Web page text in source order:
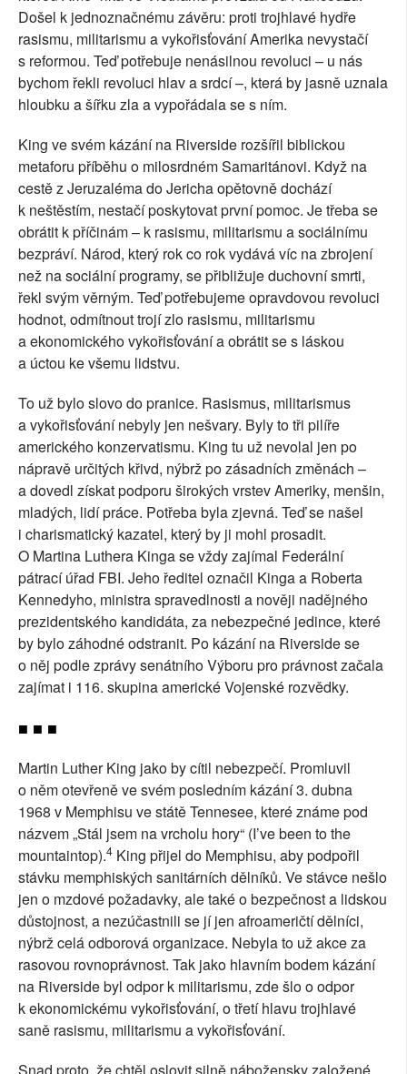
Došel k jednoznačnému závěru: proti trojhlavé hydře
rasismu, militarismu a vykořisťování Amerika nevystačí
s reformou. Teď potřebuje nenásilnou revoluci – u nás
bychom řekli revoluci hlav a srdcí –, která by jasně uznala
hloubku a šířku zla a vypořádala se s ním.
King ve svém kázání na Riverside rozšířil biblickou
metaforu příběhu o milosrdném Samaritánovi. Když na
cestě z Jeruzaléma do Jericha opětovně dochází
k neštěstím, nestačí poskytovat první pomoc. Je třeba se
obrátit k příčinám – k rasismu, militarismu a sociálnímu
bezpráví. Národ, který rok co rok vydává víc na zbrojení
než na sociální programy, se přibližuje duchovní smrti,
řekl svým věrným. Teď potřebujeme opravdovou revoluci
hodnot, odmítnout trojí zlo rasismu, militarismu
a ekonomického vykořisťování a obrátit se s láskou
a úctou ke všemu lidstvu.
To už bylo slovo do pranice. Rasismus, militarismus
a vykořisťování nebyly jen nešvary. Byly to tři pilíře
amerického konzervatismu. King tu už nevolal jen po
nápravě určitých křivd, nýbrž po zásadních změnách –
a dovedl získat podporu širokých vrstev Ameriky, menšin,
mladých, lidí práce. Potřeba byla zjevná. Teď se našel
i charismatický kazatel, který by ji mohl prosadit.
O Martina Luthera Kinga se vždy zajímal Federální
pátrací úřad FBI. Jeho ředitel označil Kinga a Roberta
Kennedyho, ministra spravedlnosti a nověji nadějného
prezidentského kandidáta, za nebezpečné jedince, které
by bylo záhodné odstranit. Po kázání na Riverside se
o něj podle zprávy senátního Výboru pro právnost začala
zajímat i 116. skupina americké Vojenské rozvědky.
■ ■ ■
Martin Luther King jako by cítil nebezpečí. Promluvil
o něm otevřeně ve svém posledním kázání 3. dubna
1968 v Memphisu ve státě Tennesee, které známe pod
názvem „Stál jsem na vrcholu hory“ (I’ve been to the
mountaintop).4 King přijel do Memphisu, aby podpořil
stávku memphiských sanitárních dělníků. Ve stávce nešlo
jen o mzdové požadavky, ale také o bezpečnost a lidskou
důstojnost, a nezúčastnili se jí jen afroameričtí dělníci,
nýbrž celá odborová organizace. Nebyla to už akce za
rasovou rovnoprávnost. Tak jako hlavním bodem kázání
na Riverside byl odpor k militarismu, zde šlo o odpor
k ekonomickému vykořisťování, o třetí hlavu trojhlavé
saně rasismu, militarismu a vykořisťování.